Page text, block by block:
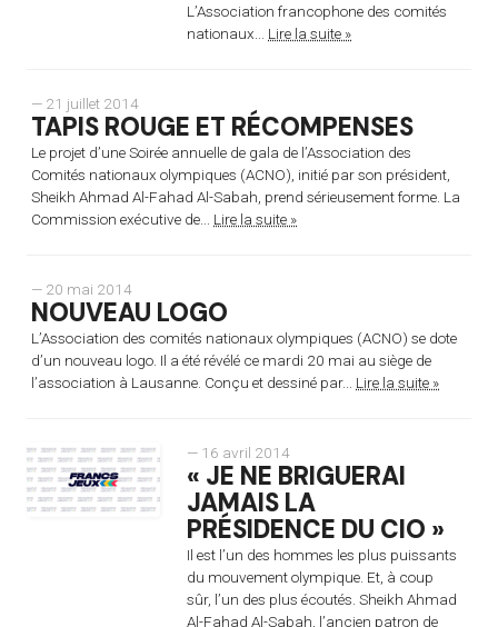
L’Association francophone des comités
nationaux... Lire la suite »
— 21 juillet 2014
TAPIS ROUGE ET RÉCOMPENSES
Le projet d’une Soirée annuelle de gala de l’Association des
Comités nationaux olympiques (ACNO), initié par son président,
Sheikh Ahmad Al-Fahad Al-Sabah, prend sérieusement forme. La
Commission exécutive de... Lire la suite »
— 20 mai 2014
NOUVEAU LOGO
L’Association des comités nationaux olympiques (ACNO) se dote
d’un nouveau logo. Il a été révélé ce mardi 20 mai au siège de
l’association à Lausanne. Conçu et dessiné par... Lire la suite »
— 16 avril 2014
« JE NE BRIGUERAI
JAMAIS LA
PRÉSIDENCE DU CIO »
Il est l’un des hommes les plus puissants
du mouvement olympique. Et, à coup
sûr, l’un des plus écoutés. Sheikh Ahmad
Al-Fahad Al-Sabah, l’ancien patron de